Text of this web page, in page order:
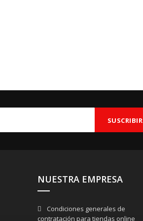
NUESTRA EMPRESA
Condiciones generales de
contratación para tiendas online